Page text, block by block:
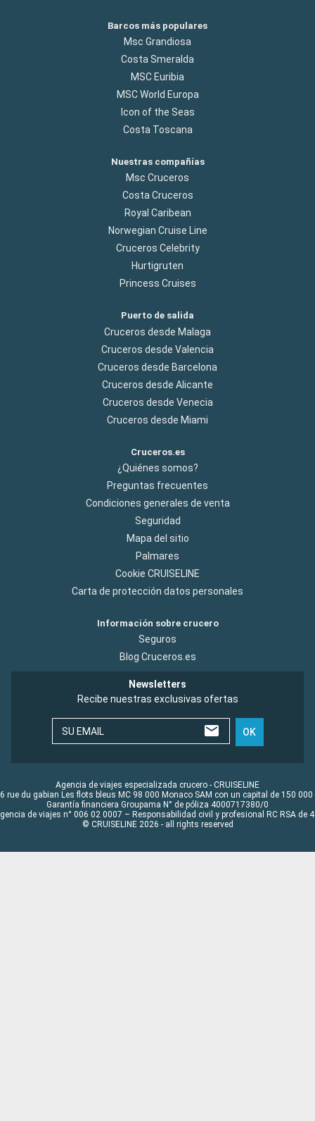
Barcos más populares
Msc Grandiosa
Costa Smeralda
MSC Euribia
MSC World Europa
Icon of the Seas
Costa Toscana
Nuestras compañías
Msc Cruceros
Costa Cruceros
Royal Caribean
Norwegian Cruise Line
Cruceros Celebrity
Hurtigruten
Princess Cruises
Puerto de salida
Cruceros desde Malaga
Cruceros desde Valencia
Cruceros desde Barcelona
Cruceros desde Alicante
Cruceros desde Venecia
Cruceros desde Miami
Cruceros.es
¿Quiénes somos?
Preguntas frecuentes
Condiciones generales de venta
Seguridad
Mapa del sitio
Palmares
Cookie CRUISELINE
Carta de protección datos personales
Información sobre crucero
Seguros
Blog Cruceros.es
Newsletters
Recibe nuestras exclusivas ofertas
SU EMAIL OK
Agencia de viajes especializada crucero - CRUISELINE
rue du gabian Les flots bleus MC 98 000 Monaco SAM con un capital de 150 000
Garantía financiera Groupama N° de póliza 4000717380/0
de viajes n° 006 02 0007 – Responsabilidad civil y profesional RC RSA de
© CRUISELINE 2026 - all rights reserved